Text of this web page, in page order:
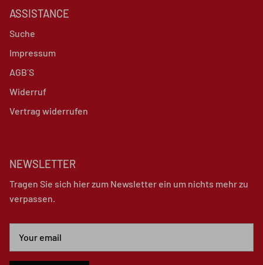
ASSISTANCE
Suche
Impressum
AGB´S
Widerruf
Vertrag widerrufen
NEWSLETTER
Tragen Sie sich hier zum Newsletter ein um nichts mehr zu
verpassen.